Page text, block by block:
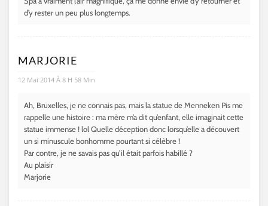
d’y rester un peu plus longtemps.
MARJORIE
12 Mai 2014 À 8 H 58 Min
Ah, Bruxelles, je ne connais pas, mais la statue de Menneken Pis me
rappelle une histoire : ma mère m’a dit qu’enfant, elle imaginait cette
statue immense ! lol Quelle déception donc lorsqu’elle a découvert
un si minuscule bonhomme pourtant si célèbre !
Par contre, je ne savais pas qu’il était parfois habillé ?
Au plaisir
Marjorie